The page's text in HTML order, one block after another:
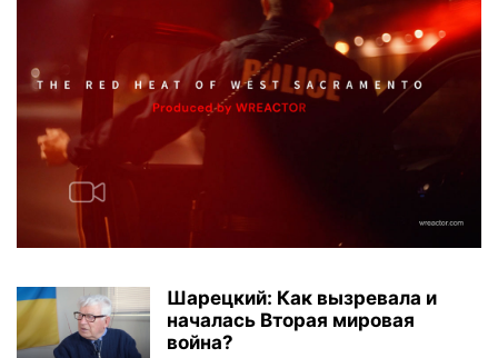
Шарецкий: Как вызревала и
началась Вторая мировая
война?